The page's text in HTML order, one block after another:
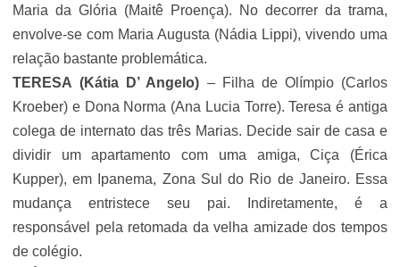
Maria da Glória (Maitê Proença). No decorrer da trama,
envolve-se com Maria Augusta (Nádia Lippi), vivendo uma
relação bastante problemática.
TERESA (Kátia D’ Angelo) – Filha de Olímpio (Carlos
Kroeber) e Dona Norma (Ana Lucia Torre). Teresa é antiga
colega de internato das três Marias. Decide sair de casa e
dividir um apartamento com uma amiga, Ciça (Érica
Kupper), em Ipanema, Zona Sul do Rio de Janeiro. Essa
mudança entristece seu pai. Indiretamente, é a
responsável pela retomada da velha amizade dos tempos
de colégio.